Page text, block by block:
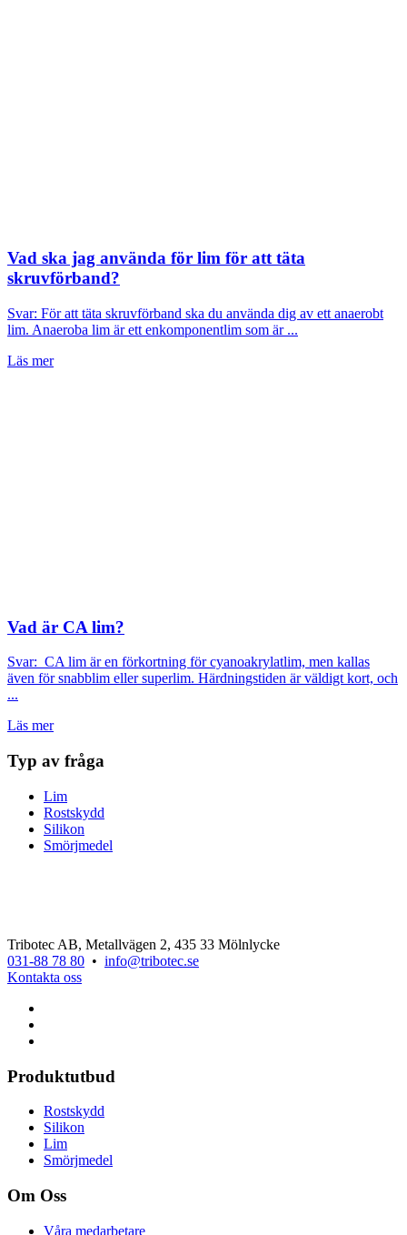
Vad ska jag använda för lim för att täta
skruvförband?
Svar: För att täta skruvförband ska du använda dig av ett anaerobt
lim. Anaeroba lim är ett enkomponentlim som är ...
Läs mer
Vad är CA lim?
Svar: CA lim är en förkortning för cyanoakrylatlim, men kallas
även för snabblim eller superlim. Härdningstiden är väldigt kort, och
...
Läs mer
Typ av fråga
Lim
Rostskydd
Silikon
Smörjmedel
Tribotec AB, Metallvägen 2, 435 33 Mölnlycke
031-88 78 80 • info@tribotec.se
Kontakta oss
Produktutbud
Rostskydd
Silikon
Lim
Smörjmedel
Om Oss
Våra medarbetare